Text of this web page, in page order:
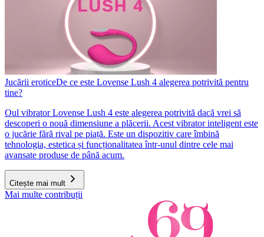
Jucării eroticeDe ce este Lovense Lush 4 alegerea potrivită pentru
tine?
Oul vibrator Lovense Lush 4 este alegerea potrivită dacă vrei să
descoperi o nouă dimensiune a plăcerii. Acest vibrator inteligent este
o jucărie fără rival pe piață. Este un dispozitiv care îmbină
tehnologia, estetica și funcționalitatea într-unul dintre cele mai
avansate produse de până acum.
Citește mai mult
Mai multe contribuții